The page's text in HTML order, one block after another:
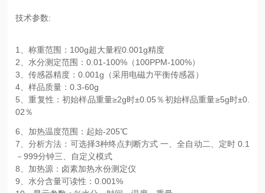
技术参数:
1、称重范围：100g超大量程0.001g精度
2、水分测定范围：0.01-100%（100PPM-100%）
3、传感器精度：0.001g（采用电磁力平衡传感器）
4、样品质量：0.3-60g
5、重复性：初始样品重量≥2g时±0.05％初始样品重量≥5g时±0.
02％
6、加热温度范围：起始-205℃
7、分析方法：可选择3种终点判断方式 一、全自动二、定时 0.1
－999分钟三、自定义模式
8、加热源：卤素加热水份测定仪
9、水分含量可读性：0.001%